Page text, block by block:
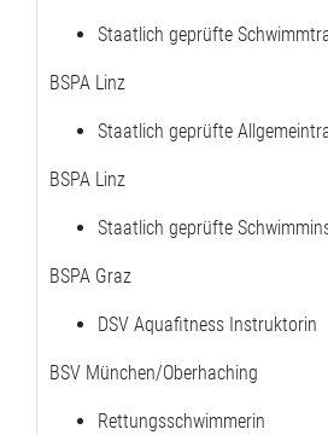
Staatlich geprüfte
BSPA Linz
Staatlich geprüfte
BSPA Linz
Staatlich geprüfte
BSPA Graz
DSV Aquafitness Instruktorin
BSV München/Oberhaching
Rettungsschwimmerin